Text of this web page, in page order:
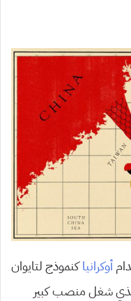
أوكرانياكنموذج لتايوان
شغل منصب كبير